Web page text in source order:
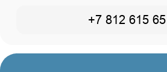
позаботиться об авто